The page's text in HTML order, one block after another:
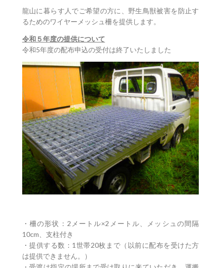
51km ~ 100km
1,000円
101km ~ 150km
1,500円
151km ~ 200km
龍山に暮らす人でご希望の方に、野生鳥獣被害を防止す
るためのワイヤーメッシュ柵を提供します。
令和５年度の提供について
令和5年度の配布申込の受付は終了いたしました
・柵の形状：2メートル×2メートル、メッシュの間隔
10cm、支柱付き
・提供する数：1世帯20枚まで（以前に配布を受けた方
は提供できません。）